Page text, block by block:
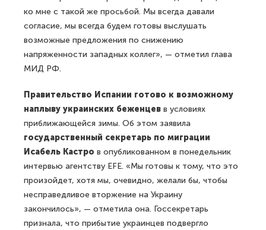
ко мне с такой же просьбой. Мы всегда давали
согласие, мы всегда будем готовы выслушать
возможные предложения по снижению
напряженности западных коллег», — отметил глава
МИД РФ.
Правительство Испании готово к возможному
наплыву украинских беженцев в условиях
приближающейся зимы. Об этом заявила
государственный секретарь по миграции
Исабель Кастро в опубликованном в понедельник
интервью агентству EFE. «Мы готовы к тому, что это
произойдет, хотя мы, очевидно, желали бы, чтобы
несправедливое вторжение на Украину
закончилось», — отметила она. Госсекретарь
признала, что прибытие украинцев подвергло